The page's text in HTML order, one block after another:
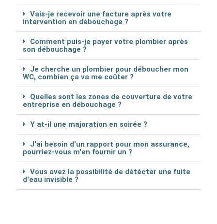
Vais-je recevoir une facture après votre
intervention en débouchage ?
Comment puis-je payer votre plombier après
son débouchage ?
Je cherche un plombier pour déboucher mon
WC, combien ça va me coûter ?
Quelles sont les zones de couverture de votre
entreprise en débouchage ?
Y at-il une majoration en soirée ?
J'ai besoin d'un rapport pour mon assurance,
pourriez-vous m'en fournir un ?
Vous avez la possibilité de détécter une fuite
d'eau invisible ?